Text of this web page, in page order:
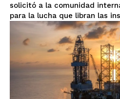
solicitó a la comunidad
para la lucha que libran las